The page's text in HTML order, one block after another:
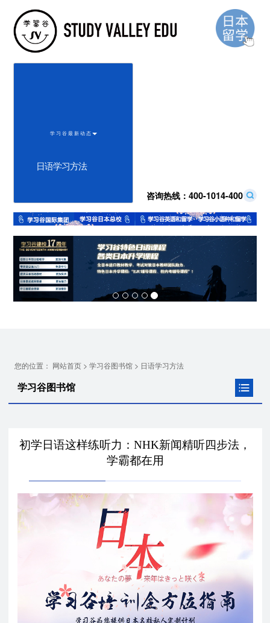
学 习 谷 最 新 动 态
咨询热线：400-1014-400
Previous Next
日语学习方法
您的位置： 网站首页> 学习谷图书馆> 日语学习方法
学习谷图书馆
初学日语这样练听力：NHK新闻精听四步法，
学霸都在用